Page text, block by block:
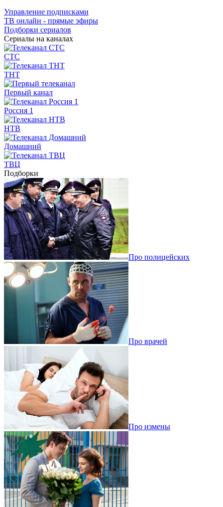
Управление подписками
ТВ онлайн - прямые эфиры
Подборки сериалов
Сериалы на каналах
СТС
ТНТ
Первый канал
Россия 1
НТВ
Домашний
ТВЦ
Подборки
Про полицейских
Про врачей
Про измены